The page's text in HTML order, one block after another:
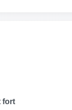
fort